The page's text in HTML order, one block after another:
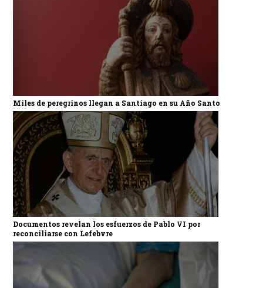
Miles de peregrinos llegan a Santiago en su Año Santo
Documentos revelan los esfuerzos de Pablo VI por
reconciliarse con Lefebvre